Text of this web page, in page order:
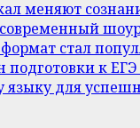
меняют
современный
стал
к
языку для